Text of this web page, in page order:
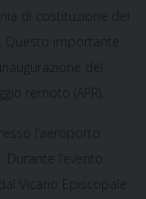
di costituzione del
importante
del
remoto (APR).
l’aeroporto
l’evento
Vicario Episcopale